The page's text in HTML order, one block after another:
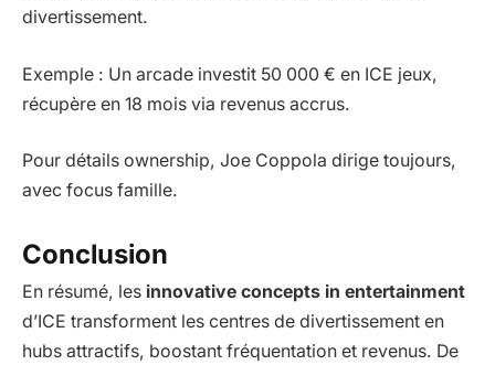
divertissement.
Exemple : Un arcade investit 50 000 € en ICE jeux,
récupère en 18 mois via revenus accrus.
Pour détails ownership, Joe Coppola dirige toujours,
avec focus famille.
Conclusion
En résumé, les innovative concepts in entertainment
d’ICE transforment les centres de divertissement en
hubs attractifs, boostant fréquentation et revenus. De